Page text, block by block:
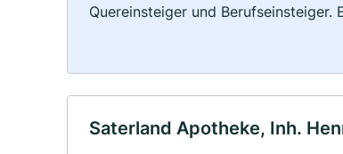
Quereinsteiger und Berufseinsteiger.
Saterland Apotheke, Inh.